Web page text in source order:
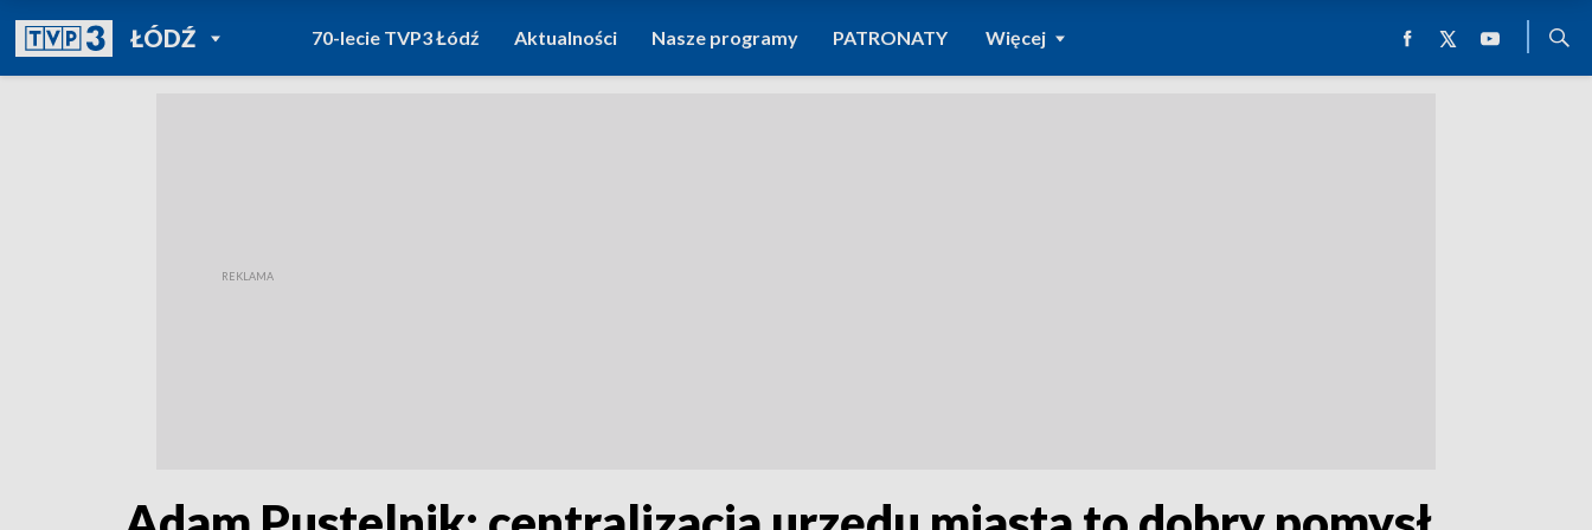
ŁÓDŹPOWRÓT DO
TVP REGIONY
70-lecie TVP3 Łódź Aktualności Nasze programy PATRONATY Więcej